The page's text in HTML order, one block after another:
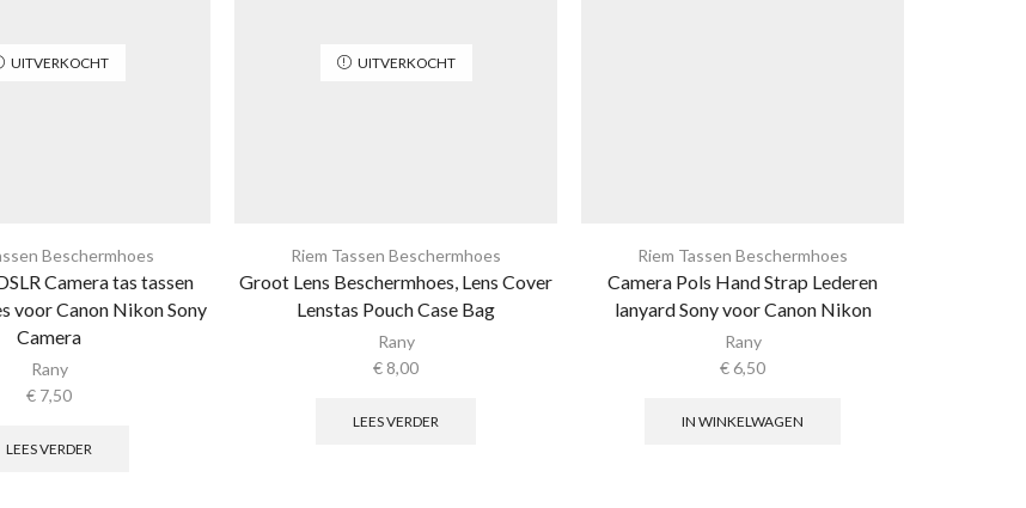
UITVERKOCHT
Beschermhoes
Camera tas tassen
voor Canon Nikon Sony
Camera
Rany
€ 7,50
LEES VERDER
UITVERKOCHT
Riem Tassen Beschermhoes
Groot Lens Beschermhoes, Lens Cover
Lenstas Pouch Case Bag
Rany
€ 8,00
LEES VERDER
Riem Tassen Beschermhoes
Camera Pols Hand Strap Lederen
lanyard Sony voor Canon Nikon
Rany
€6,50
IN WINKELWAGEN